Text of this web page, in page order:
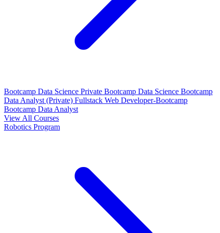
Bootcamp Data Science Private Bootcamp Data Science Bootcamp
Data Analyst (Private) Fullstack Web Developer-Bootcamp
Bootcamp Data Analyst
View All Courses
Robotics Program